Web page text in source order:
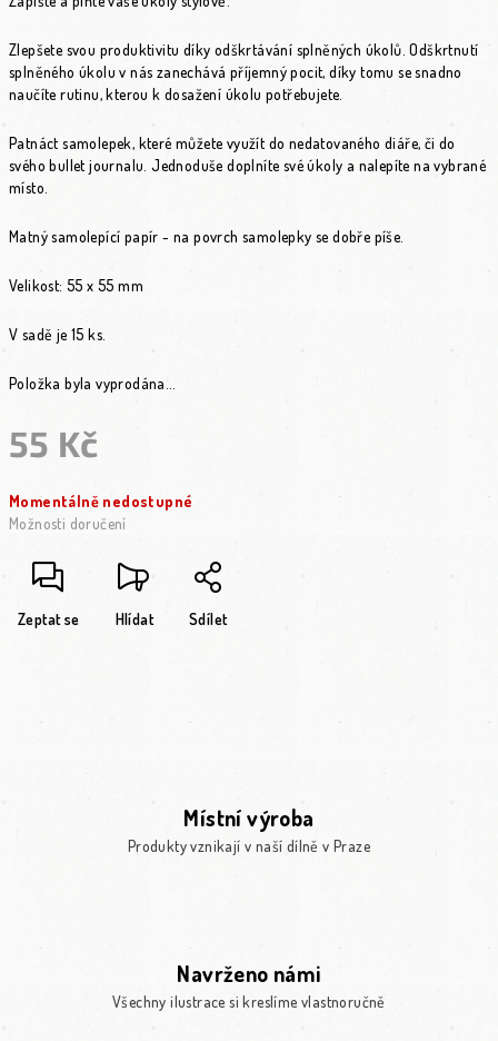
Zlepšete svou produktivitu díky odškrtávání splněných úkolů. Odškrtnutí
splněného úkolu v nás zanechává příjemný pocit, díky tomu se snadno
naučíte rutinu, kterou k dosažení úkolu potřebujete.
Patnáct samolepek, které můžete využít do nedatovaného diáře, či do
svého bullet journalu. Jednoduše doplníte své úkoly a nalepíte na vybrané
místo.
Matný samolepící papír - na povrch samolepky se dobře píše.
Velikost: 55 x 55 mm
V sadě je 15 ks.
Položka byla vyprodána…
55 Kč
Momentálně nedostupné
Možnosti doručení
Zeptat se Hlídat Sdílet
Místní výroba
Produkty vznikají v naší dílně v Praze
Navrženo námi
Všechny ilustrace si kreslíme vlastnoručně